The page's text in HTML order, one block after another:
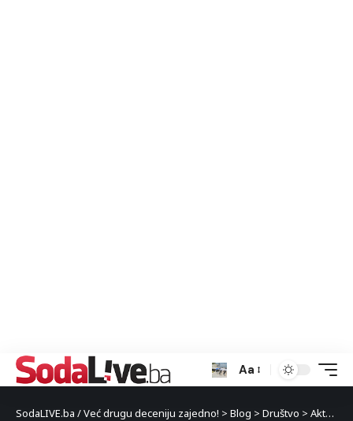
Aa
SodaLIVE.ba / Već drugu deceniju zajedno! > Blog > Društvo > Aktuelnosti